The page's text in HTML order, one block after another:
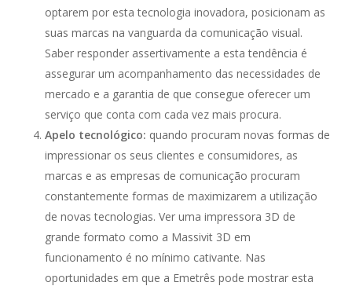
optarem por esta tecnologia inovadora, posicionam as
suas marcas na vanguarda da comunicação visual.
Saber responder assertivamente a esta tendência é
assegurar um acompanhamento das necessidades de
mercado e a garantia de que consegue oferecer um
serviço que conta com cada vez mais procura.
Apelo tecnológico: quando procuram novas formas de
impressionar os seus clientes e consumidores, as
marcas e as empresas de comunicação procuram
constantemente formas de maximizarem a utilização
de novas tecnologias. Ver uma impressora 3D de
grande formato como a Massivit 3D em
funcionamento é no mínimo cativante. Nas
oportunidades em que a Emetrês pode mostrar esta